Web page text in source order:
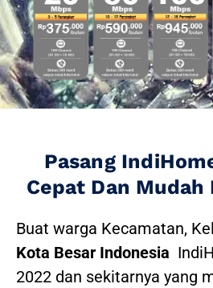
Pasang
Cepat Dan Mudah
Buat warga Kecamatan,
Kota Besar Indonesia
2022 dan sekitarnya yang